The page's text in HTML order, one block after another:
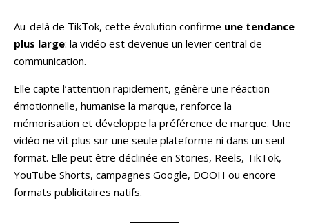
Au-delà de TikTok, cette évolution confirme une tendance
plus large: la vidéo est devenue un levier central de
communication.
Elle capte l’attention rapidement, génère une réaction
émotionnelle, humanise la marque, renforce la
mémorisation et développe la préférence de marque. Une
vidéo ne vit plus sur une seule plateforme ni dans un seul
format. Elle peut être déclinée en Stories, Reels, TikTok,
YouTube Shorts, campagnes Google, DOOH ou encore
formats publicitaires natifs.